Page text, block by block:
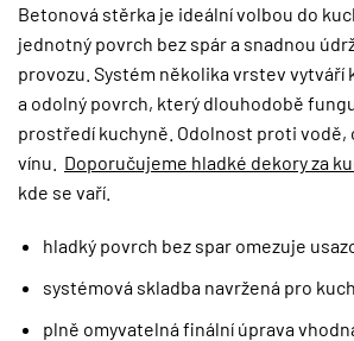
Betonová stěrka je ideální volbou do
jednotný povrch bez spár a snadnou
provozu. Systém několika vrstev vytváří
a odolný povrch, který dlouhodobě
prostředí kuchyně. Odolnost proti vodě,
vínu. Doporučujeme hladké dekory za
kde se vaří.
hladký povrch bez spar omezuje
systémová skladba navržená pro
plně omyvatelná finální úprava